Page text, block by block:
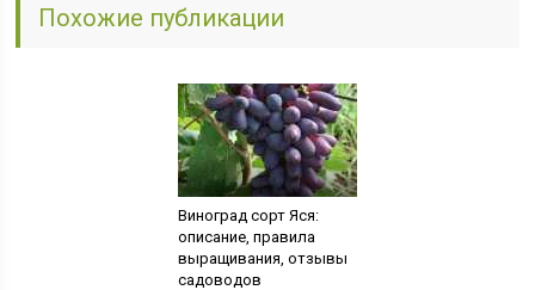
Похожие публикации
Виноград сорт Яся:
описание, правила
выращивания, отзывы
садоводов